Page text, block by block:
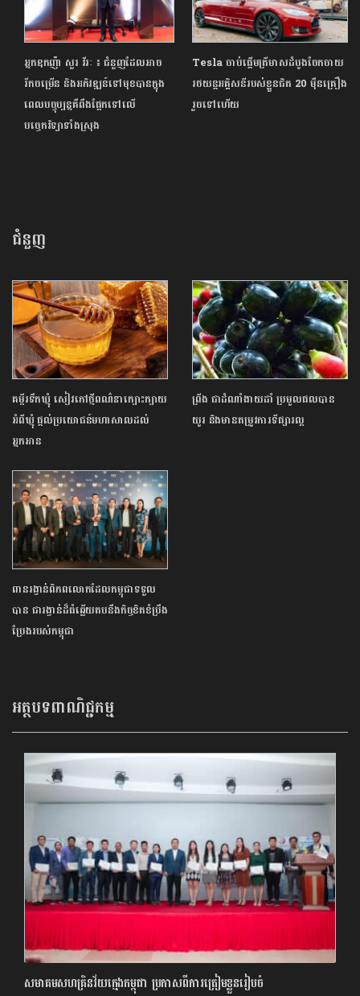
អ្នកឧកញ៉ា សួរ វីរៈ ៖ ជំនួញដែលអាច
រីកចម្រើន និងអភិវឌ្ឍន៍ទៅមុខបានក្នុង
ពេលបច្ចុប្បន្នគឺពឹងផ្អែកទៅលើ
បច្ចេកវិទ្យាទាំងស្រុង
Tesla ចាប់ផ្តើមត្រីមាសដំបូងចែកចាយ
រថយន្តអគ្គិសនីរបស់ខ្លួនជិត 20 ម៉ឺនគ្រឿង
រួចទៅហើយ
ជំនួញ
គម្ពីរទឹកឃ្មុំ សៀវភៅថ្មីពណ៌នាក្បោះក្បាយ
អំពីឃ្មុំ ផ្ដល់ប្រយោជន៍មហាសាលដល់
អ្នកអាន
ព្រីង ជាដំណាំងាយដាំ ប្រមូលផលបាន
យូរ និងមានតម្រូវការទីផ្សារល្អ
ពានរង្វាន់ពិភពលោកដែលកម្ពុជាទទួល
បាន ជារង្វាន់ដ៏ធំឆ្លើយតបនឹងកិច្ចខិតខំប្រឹង
ប្រែង​របស់​កម្ពុជា
អត្ថបទពាណិជ្ជកម្ម
សមាគមសហគ្រិនវ័យក្មេងកម្ពុជា ប្រកាសពីការត្រៀមខ្លួនរៀបចំ